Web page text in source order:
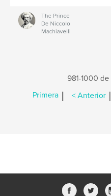
The Prince
De Niccolo
Machiavelli
981-1000
Primera | < Anterior |